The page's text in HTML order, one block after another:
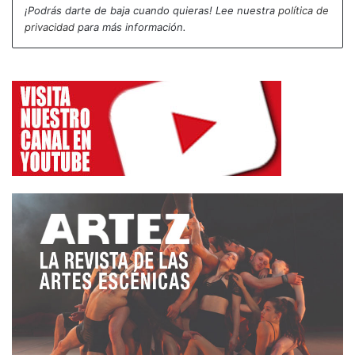
no transita por ese puente simbólico que lo
empezar ya ha achicado sus límites expresivos,
como si hubiese renunciado a la infinitud del lienzo
en blanco que debería ser su cuerpo, quedando
abocado a pintar sobre un cuadro que ya está
esbozado.
Curiosamente, hay una obra de Zeami, figura
primordial del teatro Noh, donde se describe un
puente sobre el cual órbita toda la historia, y que
separa el mundo de los vivos del nirvana: «Este
puente no fue construido por manos humanas sino
divinas, además está cubierto de musgo
resbaladizo. El valle que separa ambos mundos
tiene miles de metros de profundidad y el corazón
¡Podrás darte de baja cuando quieras! Lee nuestra política de
privacidad para más información.